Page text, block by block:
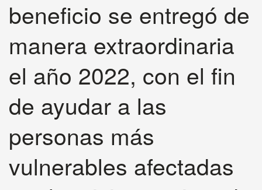
beneficio se entregó de
manera extraordinaria
el año 2022, con el fin
de ayudar a las
personas más
vulnerables afectadas